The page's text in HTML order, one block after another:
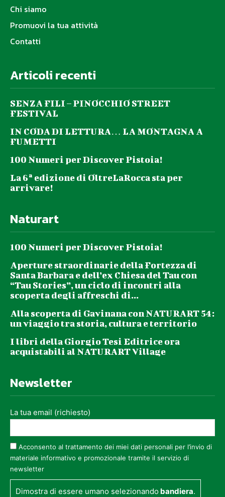
Chi siamo
Promuovi la tua attività
Contatti
Articoli recenti
SENZA FILI – PINOCCHIO STREET
FESTIVAL
IN CODA DI LETTURA… LA MONTAGNA A
FUMETTI
100 Numeri per Discover Pistoia!
La 6ª edizione di OltreLaRocca sta per
arrivare!
Naturart
100 Numeri per Discover Pistoia!
Aperture straordinarie della Fortezza di
Santa Barbara e dell’ex Chiesa del Tau con
“Tau Stories”, un ciclo di incontri alla
scoperta degli affreschi di...
Alla scoperta di Gavinana con NATURART 54:
un viaggio tra storia, cultura e territorio
I libri della Giorgio Tesi Editrice ora
acquistabili al NATURART Village
Newsletter
La tua email (richiesto)
Acconsento al trattamento dei miei dati personali per l’invio di
materiale informativo e promozionale tramite il servizio di
newsletter
Dimostra di essere umano selezionando bandiera.